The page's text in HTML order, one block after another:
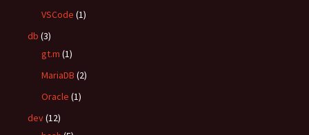
VSCode (1)
db (3)
gt.m (1)
MariaDB (2)
Oracle (1)
dev(12)